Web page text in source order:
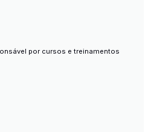
por cursos e treinamentos